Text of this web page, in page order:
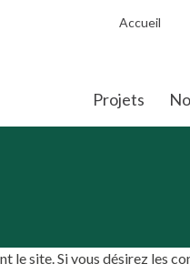
Accueil
Projets
le site. Si vous désirez les